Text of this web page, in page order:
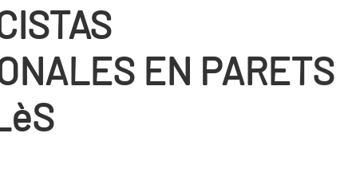
EN PARETS